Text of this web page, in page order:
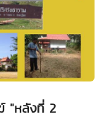
"หลังที่ 2